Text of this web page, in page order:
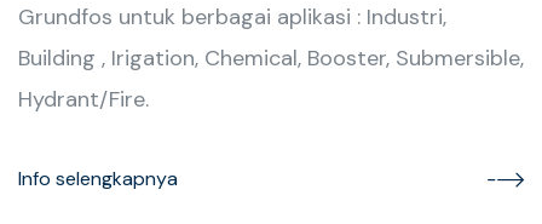
Grundfos untuk berbagai aplikasi : Industri,
Building , Irigation, Chemical, Booster, Submersible,
Hydrant/Fire.
Info selengkapnya